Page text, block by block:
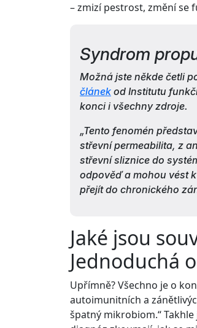
– zmizí pestrost, změní se
Syndrom
Možná jste někde četli
článek od Institutu
konci i všechny zdroje.
„Tento fenomén
střevní permeabilita, z
střevní sliznice do
odpověď a mohou vést
přejít do chronického
Jaké jsou
Jednoduchá
Upřímně? Všechno je o
autoimunitních a
špatný mikrobiom.“